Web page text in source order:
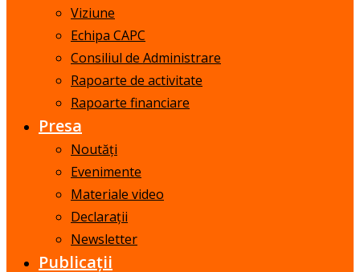
Viziune
Echipa CAPC
Consiliul de Administrare
Rapoarte de activitate
Rapoarte financiare
Presa
Noutăți
Evenimente
Materiale video
Declarații
Newsletter
Publicații